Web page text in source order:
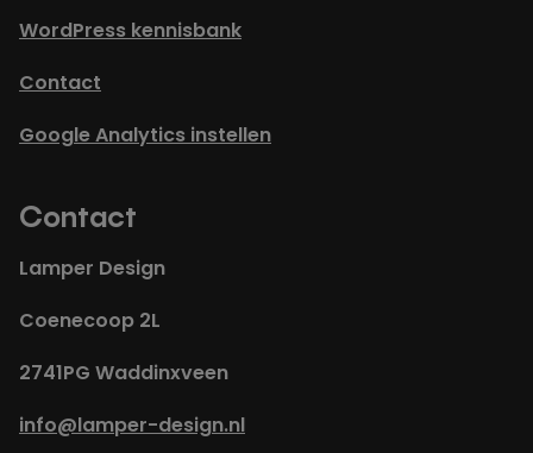
WordPress kennisbank
Contact
Google Analytics instellen
Contact
Lamper Design
Coenecoop 2L
2741PG Waddinxveen
info@lamper-design.nl